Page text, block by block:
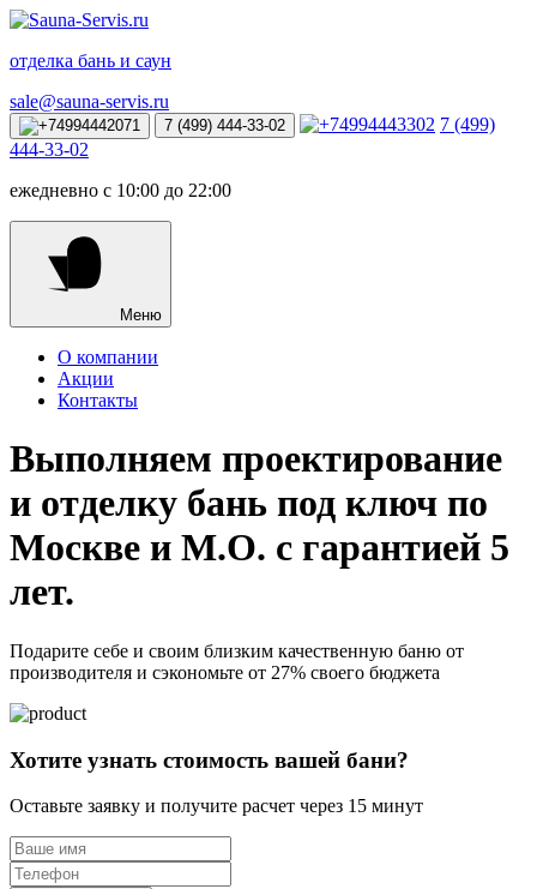
отделка бань и саун
sale@sauna-servis.ru
7 (499) 444-33-02
7 (499)
444-33-02
ежедневно с 10:00 до 22:00
Меню
О компании
Акции
Контакты
Выполняем проектирование
и отделку бань под ключ по
Москве и М.О. с гарантией 5
лет.
Подарите себе и своим близким качественную баню от
производителя и сэкономьте от 27% своего бюджета
Хотите узнать стоимость вашей бани?
Оставьте заявку и получите расчет через 15 минут